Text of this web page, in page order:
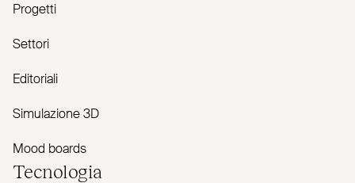
Progetti
Settori
Editoriali
Simulazione 3D
Mood boards
Tecnologia